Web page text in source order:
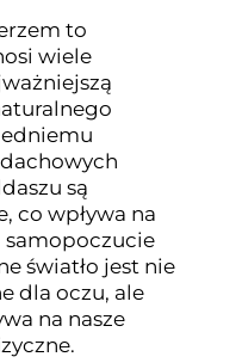
to
wiele
są
co wpływa na
światło jest nie
dla oczu, ale
na nasze